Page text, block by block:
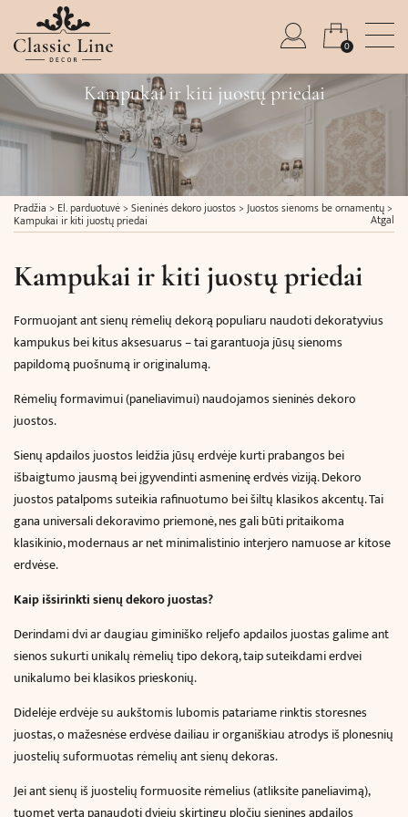
0
Kampukai ir kiti juostų priedai
Pradžia > El. parduotuvė> Sieninės dekoro juostos>Juostos sienoms be ornamentų>
Kampukai ir kiti juostų priedai Atgal
Kampukai ir kiti juostų priedai
Formuojant ant sienų rėmelių dekorą populiaru naudoti dekoratyvius
kampukus bei kitus aksesuarus – tai garantuoja jūsų sienoms
papildomą puošnumą ir originalumą.
Rėmelių formavimui (paneliavimui) naudojamos sieninės dekoro
juostos.
Sienų apdailos juostos leidžia jūsų erdvėje kurti prabangos bei
išbaigtumo jausmą bei įgyvendinti asmeninę erdvės viziją. Dekoro
juostos patalpoms suteikia rafinuotumo bei šiltų klasikos akcentų. Tai
gana universali dekoravimo priemonė, nes gali būti pritaikoma
klasikinio, modernaus ar net minimalistinio interjero namuose ar kitose
erdvėse.
Kaip išsirinkti sienų dekoro juostas?
Derindami dvi ar daugiau giminiško reljefo apdailos juostas galime ant
sienos sukurti unikalų rėmelių tipo dekorą, taip suteikdami erdvei
unikalumo bei klasikos prieskonių.
Didelėje erdvėje su aukštomis lubomis patariame rinktis storesnes
juostas, o mažesnėse erdvėse dailiau ir organiškiau atrodys iš plonesnių
juostelių suformuotas rėmelių ant sienų dekoras.
Jei ant sienų iš juostelių formuosite rėmelius (atliksite paneliavimą),